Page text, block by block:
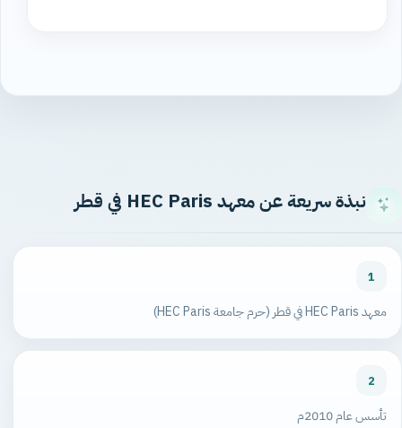
نبذة سريعة عن معهد HEC Paris في قطر
1
معهد HEC Paris في قطر (حرم جامعة HEC Paris)
2
تأسس عام 2010م